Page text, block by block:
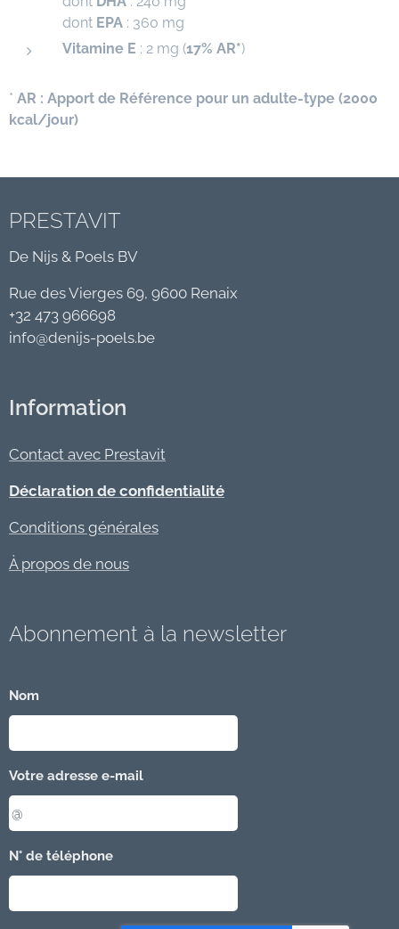
dont EPA : 360 mg
Vitamine E : 2 mg (17% AR*)
* AR : Apport de Référence pour un adulte-type (2000
kcal/jour)
PRESTAVIT
De Nijs & Poels BV
Rue des Vierges 69, 9600 Renaix
+32 473 966698
info@denijs-poels.be
Information
Contact avec Prestavit
Déclaration de confidentialité
Conditions générales
À propos de nous
Abonnement à la newsletter
Nom
Votre adresse e-mail
N° de téléphone